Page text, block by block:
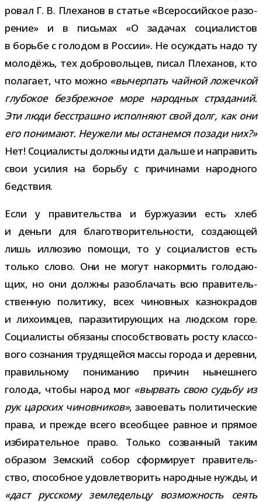
ро­вал Г. В. Плеханов в ста­тье «Всероссийское разо­
ре­ние» и в пись­мах «О зада­чах соци­а­ли­стов
в борьбе с голо­дом в России». Не осуж­дать надо ту
моло­дёжь, тех доб­ро­воль­цев, писал Плеханов, кто
пола­гает, что можно «вычер­пать чай­ной ложеч­кой
глу­бо­кое без­бреж­ное море народ­ных стра­да­ний.
Эти люди бес­страшно испол­няют свой долг, как они
его пони­мают. Неужели мы оста­немся позади них?»
Нет! Социалисты должны идти дальше и напра­вить
свои уси­лия на борьбу с при­чи­нами народ­ного
бедствия.
Если у пра­ви­тель­ства и бур­жу­а­зии есть хлеб
и деньги для бла­го­тво­ри­тель­но­сти, созда­ю­щей
лишь иллю­зию помощи, то у соци­а­ли­стов есть
только слово. Они не могут накор­мить голо­да­ю­
щих, но они должны раз­об­ла­чать всю пра­ви­тель­
ствен­ную поли­тику, всех чинов­ных каз­но­кра­дов
и лихо­им­цев, пара­зи­ти­ру­ю­щих на люд­ском горе.
Социалисты обя­заны спо­соб­ство­вать росту клас­со­
вого созна­ния тру­дя­щейся массы города и деревни,
пра­виль­ному пони­ма­нию при­чин нынеш­него
голода, чтобы народ мог «вырвать свою судьбу из
рук цар­ских чинов­ни­ков», заво­е­вать поли­ти­че­ские
права, и прежде всего все­об­щее рав­ное и пря­мое
изби­ра­тель­ное право. Только созван­ный таким
обра­зом Земский собор сфор­ми­рует пра­ви­тель­
ство, спо­соб­ное удо­вле­тво­рить народ­ные нужды, и
«даст рус­скому зем­ле­дельцу воз­мож­ность сеять